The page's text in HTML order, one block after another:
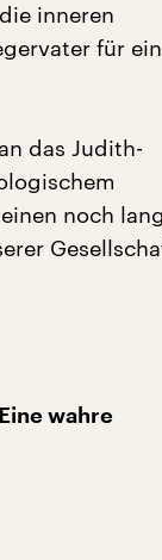
inneren
für ein
das Judith-
noch
wahre